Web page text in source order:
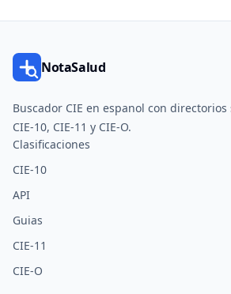
NotaSalud
Buscador CIE en espanol con
CIE-10, CIE-11 y CIE-O.
Clasificaciones
CIE-10
API
Guias
CIE-11
CIE-O